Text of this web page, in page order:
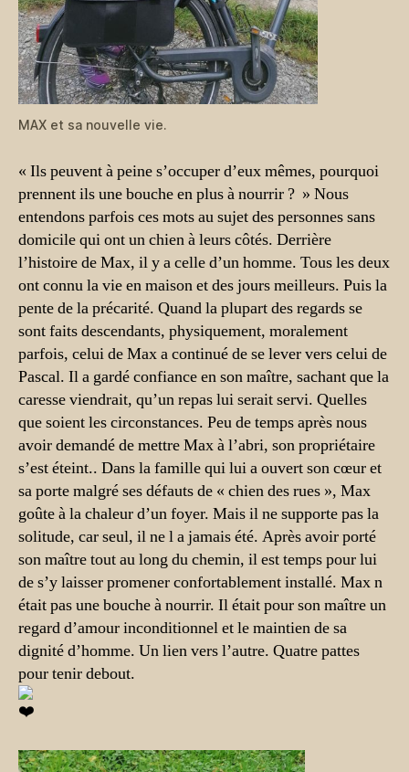
MAX et sa nouvelle vie.
« Ils peuvent à peine s’occuper d’eux mêmes, pourquoi
prennent ils une bouche en plus à nourrir ? » Nous
entendons parfois ces mots au sujet des personnes sans
domicile qui ont un chien à leurs côtés. Derrière
l’histoire de Max, il y a celle d’un homme. Tous les deux
ont connu la vie en maison et des jours meilleurs. Puis la
pente de la précarité. Quand la plupart des regards se
sont faits descendants, physiquement, moralement
parfois, celui de Max a continué de se lever vers celui de
Pascal. Il a gardé confiance en son maître, sachant que la
caresse viendrait, qu’un repas lui serait servi. Quelles
que soient les circonstances. Peu de temps après nous
avoir demandé de mettre Max à l’abri, son propriétaire
s’est éteint.. Dans la famille qui lui a ouvert son cœur et
sa porte malgré ses défauts de « chien des rues », Max
goûte à la chaleur d’un foyer. Mais il ne supporte pas la
solitude, car seul, il ne l a jamais été. Après avoir porté
son maître tout au long du chemin, il est temps pour lui
de s’y laisser promener confortablement installé. Max n
était pas une bouche à nourrir. Il était pour son maître un
regard d’amour inconditionnel et le maintien de sa
dignité d’homme. Un lien vers l’autre. Quatre pattes
pour tenir debout.